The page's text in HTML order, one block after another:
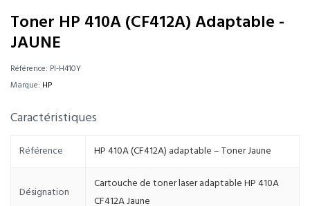
Toner HP 410A (CF412A) Adaptable -
JAUNE
Référence: PI-H410Y
Marque: HP
Caractéristiques
Référence HP 410A (CF412A) adaptable – Toner Jaune
Désignation
Cartouche de toner laser adaptable HP 410A
CF412A Jaune